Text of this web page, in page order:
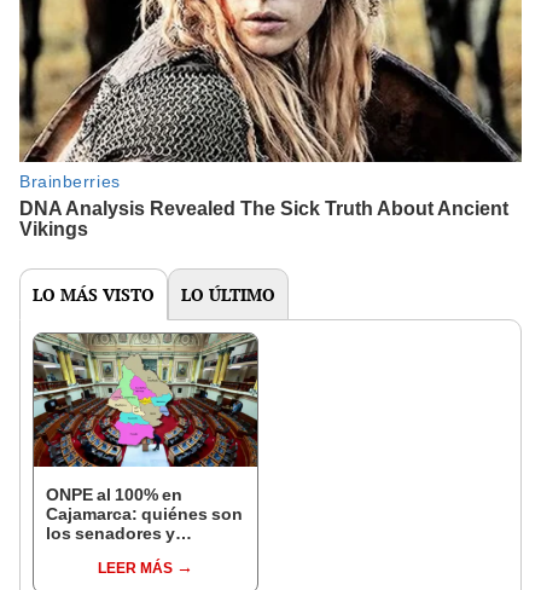
LO MÁS VISTO LO ÚLTIMO
ONPE al 100% en
Cajamarca: quiénes son
los senadores y
las Elecciones 2026
LEER MÁS